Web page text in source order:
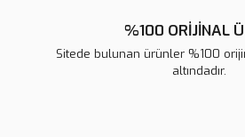
%100 ORİJİNAL
Sitede bulunan ürünler %100
altındadır.